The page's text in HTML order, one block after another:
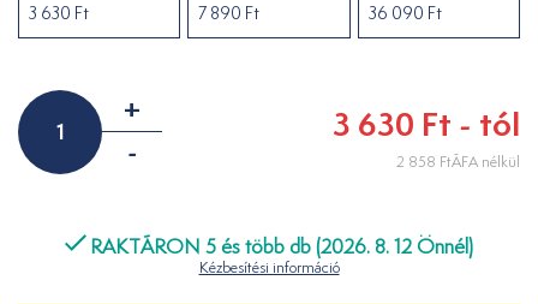
3 630 Ft 7 890 Ft 36 090 Ft
+
-
3 630 Ft - tól
2 858 FtÁFA nélkül
RAKTÁRON 5 és több db (2026. 8. 12 Önnél)
Kézbesítési információ